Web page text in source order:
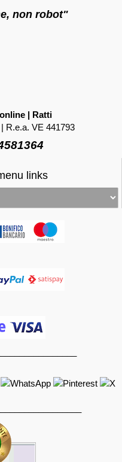
non robot"
| Ratti
R.e.a. VE 441793
links